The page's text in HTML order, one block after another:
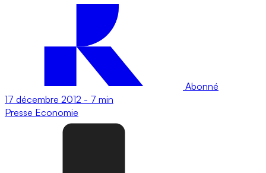
Abonné
17 décembre 2012 - 7 min
Presse Economie